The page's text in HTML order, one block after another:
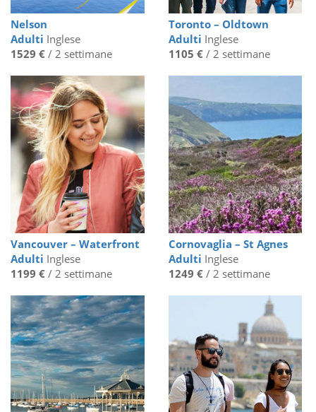
Nelson
Adulti Inglese
1529 € / 2 settimane
Toronto – Oldtown
Adulti Inglese
1105 €/ 2 settimane
Vancouver – Waterfront
Adulti Inglese
1199 € / 2 settimane
Cornovaglia – St Agnes
Adulti Inglese
1249 €/ 2 settimane